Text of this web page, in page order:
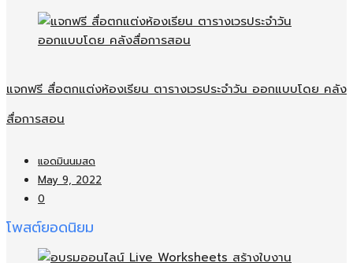
แจกฟรี สื่อตกแต่งห้องเรียน ตารางเวรประจำวัน ออกแบบโดย คลัง
สื่อการสอน
แอดมินนมสด
May 9, 2022
0
โพสต์ยอดนิยม